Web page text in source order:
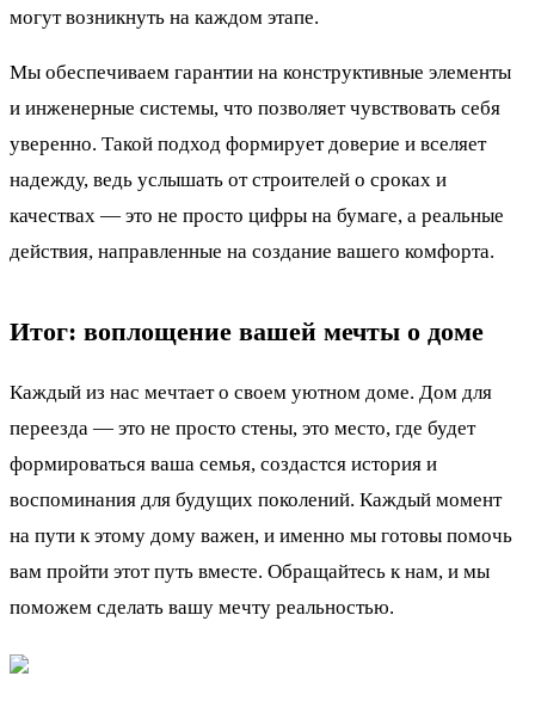
могут возникнуть на каждом этапе.
Мы обеспечиваем гарантии на конструктивные элементы
и инженерные системы, что позволяет чувствовать себя
уверенно. Такой подход формирует доверие и вселяет
надежду, ведь услышать от строителей о сроках и
качествах — это не просто цифры на бумаге, а реальные
действия, направленные на создание вашего комфорта.
Итог: воплощение вашей мечты о доме
Каждый из нас мечтает о своем уютном доме. Дом для
переезда — это не просто стены, это место, где будет
формироваться ваша семья, создастся история и
воспоминания для будущих поколений. Каждый момент
на пути к этому дому важен, и именно мы готовы помочь
вам пройти этот путь вместе. Обращайтесь к нам, и мы
поможем сделать вашу мечту реальностью.